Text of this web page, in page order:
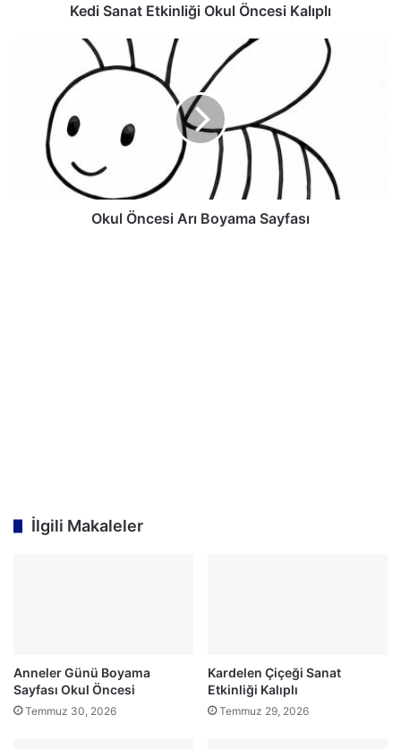
Kedi Sanat Etkinliği Okul Öncesi Kalıplı
Okul Öncesi Arı Boyama Sayfası
İlgili Makaleler
Anneler Günü Boyama
Sayfası Okul Öncesi
Temmuz 30, 2026
Kardelen Çiçeği Sanat
Etkinliği Kalıplı
Temmuz 29, 2026